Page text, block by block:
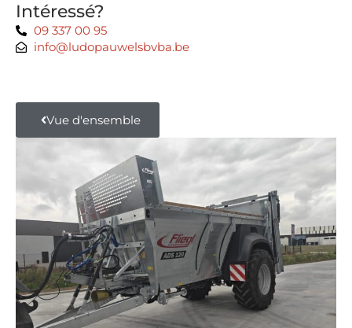
Intéressé?
09 337 00 95
info@ludopauwelsbvba.be
Vue d'ensemble